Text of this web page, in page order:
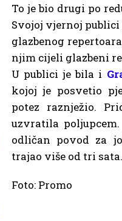
To je bio drugi po
Svojoj vjernoj publici
glazbenog
njim cijeli glazbeni
U publici je bila i
kojoj je posvetio
potez raznježio.
uzvratila
odličan povod za
trajao više od tri sata.
Foto: Promo